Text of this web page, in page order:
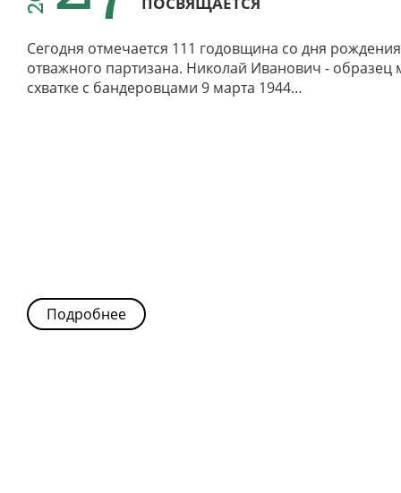
Сегодня отмечается 111 годовщина со дня
отважного партизана. Николай Иванович -
схватке с бандеровцами 9 марта 1944…
Подробнее